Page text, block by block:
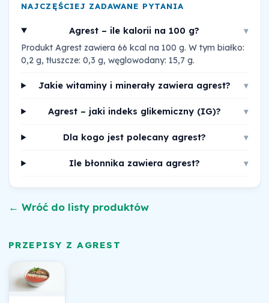
NAJCZĘŚCIEJ ZADAWANE PYTANIA
Agrest – ile kalorii na 100 g? ▾
Produkt Agrest zawiera 66 kcal na 100 g. W tym białko:
0,2 g, tłuszcze: 0,3 g, węglowodany: 15,7 g.
Jakie witaminy i minerały zawiera agrest? ▾
Agrest – jaki indeks glikemiczny (IG)? ▾
Dla kogo jest polecany agrest? ▾
Ile błonnika zawiera agrest? ▾
← Wróć do listy produktów
PRZEPISY Z AGREST